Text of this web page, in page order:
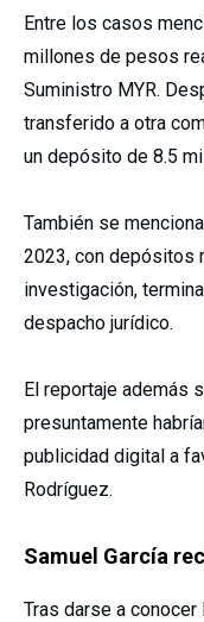
Entre los casos
millones de pesos
Suministro MYR.
transferido a otra
un depósito de 8.5
También se
2023, con depósitos
investigación,
despacho jurídico.
El reportaje además
presuntamente
publicidad digital a
Rodríguez.
Samuel García
Tras darse a